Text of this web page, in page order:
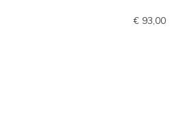
€ 93,00